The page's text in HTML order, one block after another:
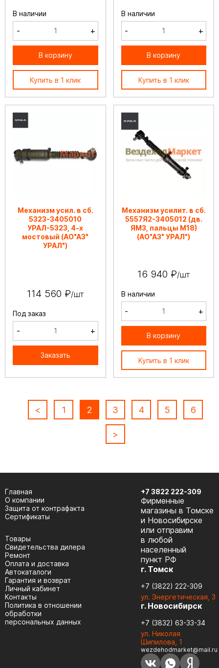
В наличии
- +
В корзину
Купить в 1 клик
В наличии
- +
В корзину
Купить в 1 клик
Механизм усил. в сб.
5323-3405010
УРАЛ-5323, 4-х
мостовый (АО"АЗ"
УРАЛ")
114 560 ₽/шт
Под заказ
- +
Заказать
Механизм усилит. в сб.
5557Я2-3405012 (дв.
ЯМЗ, пальцы М18)
(АО"АЗ" УРАЛ")
16 940 ₽/шт
В наличии
- +
В корзину
Купить в 1 клик
< 1 2 3 4 5 6
>
Главная
О компании
Защита от контрафакта
Сертификаты
Товары
Cвидетельства дилера
Ремонт
Оплата и доставка
Автокаталоги
Гарантия и возврат
Личный кабинет
Контакты
Политика в отношении
обработки
персональных данных
+7 3822 222-309
Фирменные
магазины в Томске
и Новосибирске
или отправим
в любой
населенный
пункт РФ
г. Томск
+7 (3822) 222-309
ул. Энергетическая, 3
г. Новосибирск
+7 (3832) 63-33-34
ул. Николая
Шипилова, 1
wezdehodmarket@mail.ru